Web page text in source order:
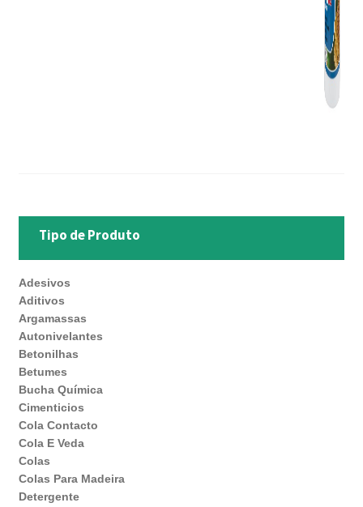
Tipo de Produto
Adesivos
Aditivos
Argamassas
Autonivelantes
Betonilhas
Betumes
Bucha Química
Cimenticios
Cola Contacto
Cola E Veda
Colas
Colas Para Madeira
Detergente